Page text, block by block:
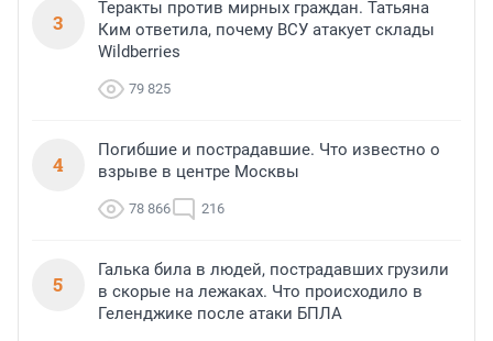
3
Теракты против мирных граждан. Татьяна
Ким ответила, почему ВСУ атакует склады
Wildberries
79 825
4
Погибшие и пострадавшие. Что известно о
взрыве в центре Москвы
78 866 216
5
Галька била в людей, пострадавших грузили
в скорые на лежаках. Что происходило в
Геленджике после атаки БПЛА